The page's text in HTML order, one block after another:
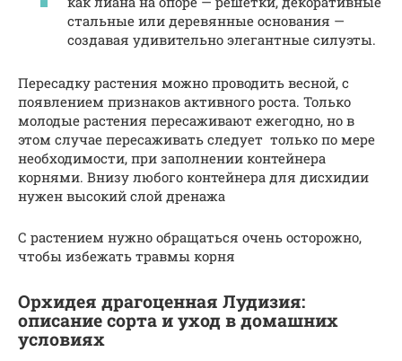
стальные или деревянные основания —
создавая удивительно элегантные силуэты.
Пересадку растения можно проводить весной, с
появлением признаков активного роста. Только
молодые растения пересаживают ежегодно, но в
этом случае пересаживать следует только по мере
необходимости, при заполнении контейнера
корнями. Внизу любого контейнера для дисхидии
нужен высокий слой дренажа
С растением нужно обращаться очень осторожно,
чтобы избежать травмы корня
Орхидея драгоценная Лудизия:
описание сорта и уход в домашних
условиях